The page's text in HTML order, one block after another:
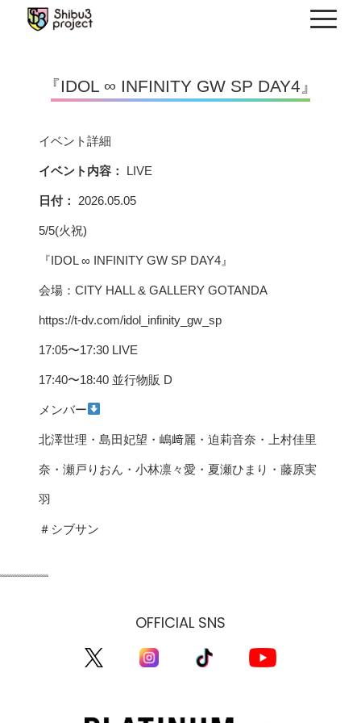
『IDOL ∞ INFINITY GW SP DAY4』
イベント詳細
イベント内容： LIVE
日付： 2026.05.05
5/5(火祝)
『IDOL ∞ INFINITY GW SP DAY4』
会場：CITY HALL & GALLERY GOTANDA
https://t-dv.com/idol_infinity_gw_sp
17:05〜17:30 LIVE
17:40〜18:40 並行物販 D
メンバー
北澤世理・島田妃望・嶋﨑麗・迫莉音奈・上村佳里
奈・瀬戸りおん・小林凛々愛・夏瀬ひまり・藤原実
羽
＃シブサン
ssssssssssssssssssss
OFFICIAL SNS